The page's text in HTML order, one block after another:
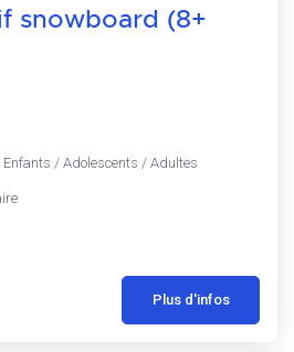
snowboard (8+
Enfants / Adolescents / Adultes
Plus d'infos